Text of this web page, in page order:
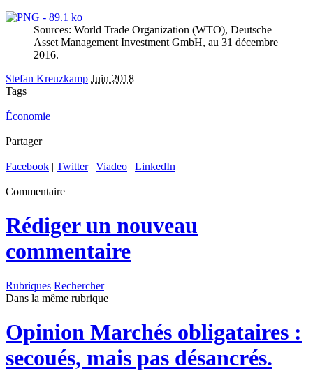
Sources: World Trade Organization (WTO), Deutsche
Asset Management Investment GmbH, au 31 décembre
2016.
Stefan Kreuzkamp Juin 2018
Tags
Économie
Partager
Facebook | Twitter| Viadeo | LinkedIn
Commentaire
Rédiger un nouveau
commentaire
Rubriques Rechercher
Dans la même rubrique
Opinion Marchés obligataires :
secoués, mais pas désancrés.